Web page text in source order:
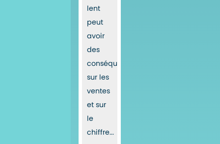
lent
peut
avoir
des
conséquences
sur les
ventes
et sur
le
chiffre...